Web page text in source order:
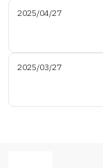
2025/04/27
2025/03/27